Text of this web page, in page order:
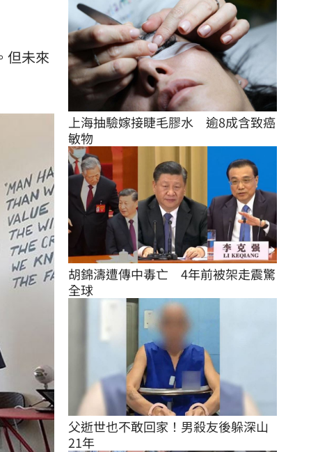
但未來
上海抽驗嫁接睫毛膠水　逾8成含致癌
敏物
胡錦濤遭傳中毒亡　4年前被架走震驚
全球
父逝世也不敢回家！男殺友後躲深山
21年